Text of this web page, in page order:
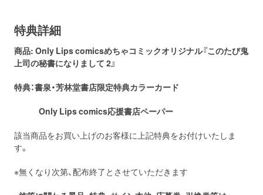
特典詳細
商品: Only Lips comicsめちゃコミックオリジナル『このたび鬼
上司の秘書になりまして 2』
特典：書泉・芳林堂書店限定特典カラーカード
Only Lips comics応援書店ペーパー
該当商品をお買い上げのお客様に上記特典をお付けいたしま
す。
※無くなり次第、配布終了とさせていただきます